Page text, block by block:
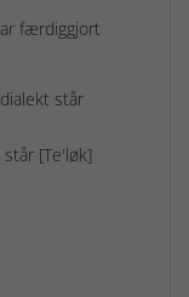
færdiggjort
står
[Te'løk]